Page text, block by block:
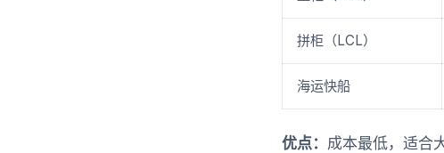
拼柜（LCL）
海运快船
优点： 成本最低，适合